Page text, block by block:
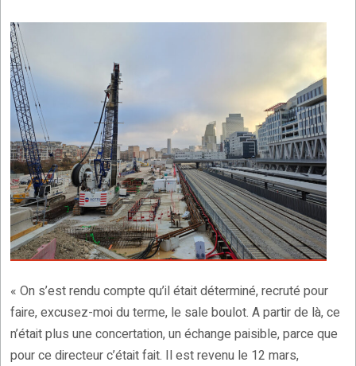
« On s’est rendu compte qu’il était déterminé, recruté pour
faire, excusez-moi du terme, le sale boulot. A partir de là, ce
n’était plus une concertation, un échange paisible, parce que
pour ce directeur c’était fait. Il est revenu le 12 mars,